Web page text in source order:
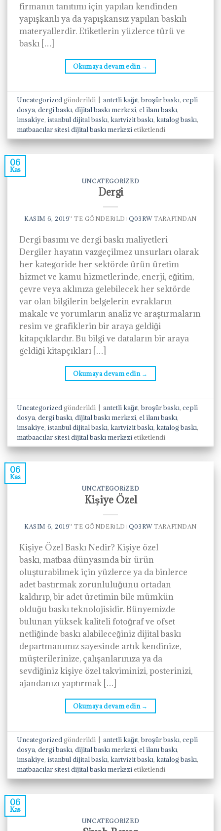
firmanın tanıtımı için yapılan kendinden
yapışkanlı ya da yapışkansız yapılan baskılı
materyallerdir. Etiketlerin yüzlerce türü ve
baskı […]
Okumaya devam edin →
Uncategorizedgönderildi | antetli kağıt,broşür baskı,cepli
dosya,dergi baskı,dijital baskı merkezi,el ilanı baskı,
imsakiye,istanbul dijital baskı,kartvizit baskı,katalog baskı,
matbaacılar sitesi dijital baskı merkezietiketlendi
06
Kas
UNCATEGORIZED
Dergi
KASIM 6, 2019’' TE GÖNDERILDI Q03RWTARAFINDAN
Dergi basımı ve dergi baskı maliyetleri
Dergiler hayatın vazgeçilmez unsurları olarak
her kategoride her sektörde ürün üretim
hizmet ve kamu hizmetlerinde, enerji, eğitim,
çevre veya aklınıza gelebilecek her sektörde
var olan bilgilerin belgelerin evrakların
makale ve yorumların analiz ve araştırmaların
resim ve grafiklerin bir araya geldiği
kitapçıklardır. Bu bilgi ve dataların bir araya
geldiği kitapçıkları […]
Okumaya devam edin →
Uncategorizedgönderildi | antetli kağıt,broşür baskı,cepli
dosya,dergi baskı,dijital baskı merkezi,el ilanı baskı,
imsakiye,istanbul dijital baskı,kartvizit baskı,katalog baskı,
matbaacılar sitesi dijital baskı merkezietiketlendi
06
Kas
UNCATEGORIZED
Kişiye Özel
KASIM 6, 2019’' TE GÖNDERILDI Q03RWTARAFINDAN
Kişiye Özel Baskı Nedir? Kişiye özel
baskı, matbaa dünyasında bir ürün
oluşturabilmek için yüzlerce ya da binlerce
adet bastırmak zorunluluğunu ortadan
kaldırıp, bir adet üretimin bile mümkün
olduğu baskı teknolojisidir. Bünyemizde
bulunan yüksek kaliteli fotoğraf ve ofset
netliğinde baskı alabileceğiniz dijital baskı
departmanımız sayesinde artık kendinize,
müşterilerinize, çalışanlarınıza ya da
sevdiğiniz kişiye özel takviminizi, posterinizi,
ajandanızı yaptırmak […]
Okumaya devam edin →
Uncategorizedgönderildi antetli kağıt,broşür baskı,cepli
dosya,dergi baskı,dijital baskı merkezi,el ilanı baskı,
imsakiye,istanbul dijital baskı,kartvizit baskı,katalog baskı,
matbaacılar sitesi dijital baskı merkezietiketlendi
06
Kas
UNCATEGORIZED